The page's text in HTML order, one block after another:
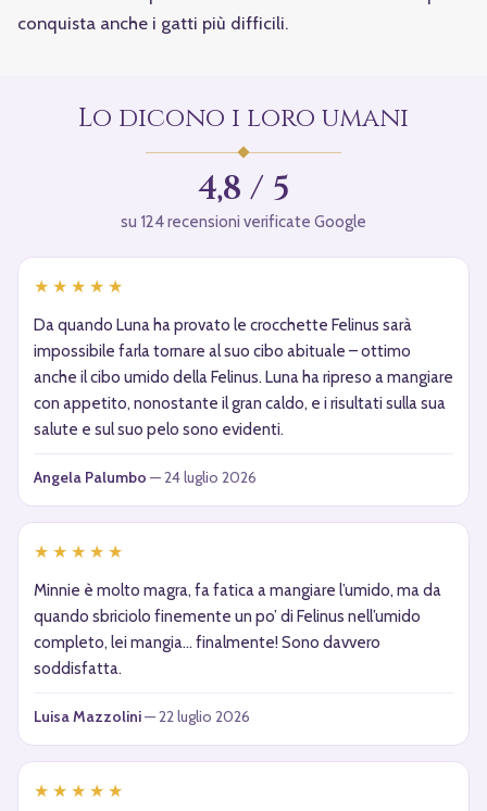
conquista anche i gatti più difficili.
Lo dicono i loro umani
4,8 / 5
su 124 recensioni verificate Google
★★★★★
Da quando Luna ha provato le crocchette Felinus sarà
impossibile farla tornare al suo cibo abituale – ottimo
anche il cibo umido della Felinus. Luna ha ripreso a mangiare
con appetito, nonostante il gran caldo, e i risultati sulla sua
salute e sul suo pelo sono evidenti.
Angela Palumbo — 24 luglio 2026
★★★★★
Minnie è molto magra, fa fatica a mangiare l’umido, ma da
quando sbriciolo finemente un po’ di Felinus nell’umido
completo, lei mangia… finalmente! Sono davvero
soddisfatta.
Luisa Mazzolini— 22 luglio 2026
★★★★★